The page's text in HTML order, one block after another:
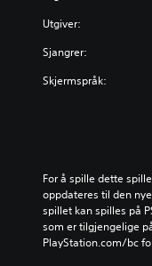
Utgiver:
Sjangrer:
Skjermspråk:
For å spille dette
oppdateres til den
spillet kan spilles på
som er tilgjengelige
PlayStation.com/bc